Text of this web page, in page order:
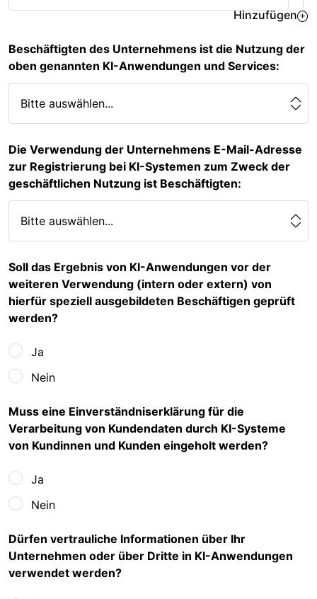
Hinzufügen
Beschäftigten des Unternehmens ist die Nutzung der
oben genannten KI-Anwendungen und Services:
Die Verwendung der Unternehmens E-Mail-Adresse
zur Registrierung bei KI-Systemen zum Zweck der
geschäftlichen Nutzung ist Beschäftigten:
Soll das Ergebnis von KI-Anwendungen vor der
weiteren Verwendung (intern oder extern) von
hierfür speziell ausgebildeten Beschäftigen geprüft
werden?
Ja
Nein
Muss eine Einverständniserklärung für die
Verarbeitung von Kundendaten durch KI-Systeme
von Kundinnen und Kunden eingeholt werden?
Ja
Nein
Dürfen vertrauliche Informationen über Ihr
Unternehmen oder über Dritte in KI-Anwendungen
verwendet werden?